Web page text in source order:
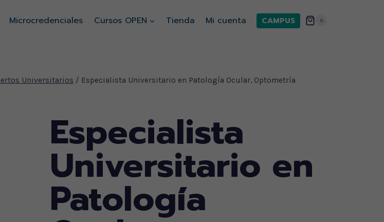
Microcredenciales Cursos OPEN Tienda Mi cuenta CAMPUS 0
Universitarios / Especialista Universitario en Patología Ocular, Optometría
Especialista
Universitario en
Patología